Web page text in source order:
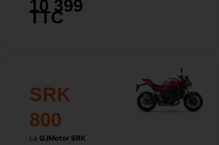
10 399
TTC
SRK
800
La QJMotor SRK